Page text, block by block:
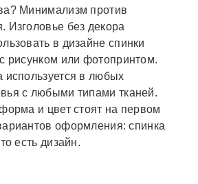
Минимализм против
Изголовье без декора
в дизайне спинки
рисунком или фотопринтом.
используется в любых
с любыми типами тканей.
и цвет стоят на первом
оформления: спинка
есть дизайн.